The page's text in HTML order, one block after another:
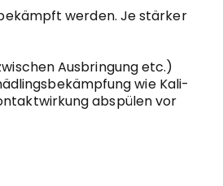
werden. Je stärker
Ausbringung etc.)
wie Kali-
abspülen vor